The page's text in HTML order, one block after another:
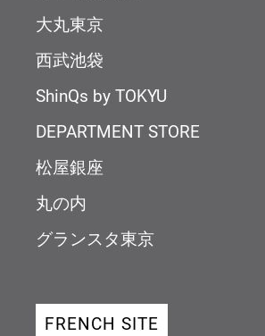
大丸東京
西武池袋
ShinQs by TOKYU
DEPARTMENT STORE
松屋銀座
丸の内
グランスタ東京
FRENCH SITE